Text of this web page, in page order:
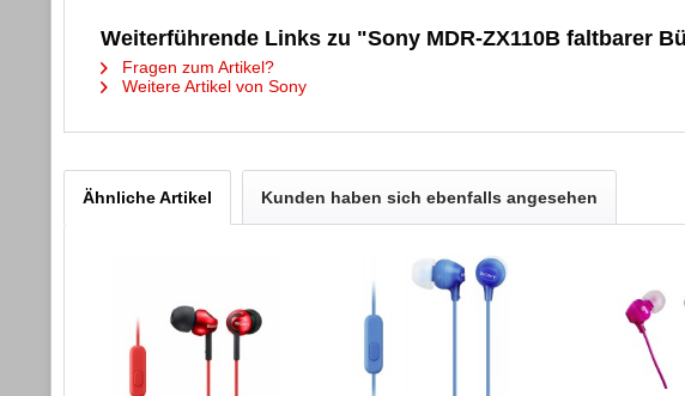
Weiterführende Links zu "Sony MDR-ZX110B faltbarer
Fragen zum Artikel?
Weitere Artikel von Sony
Ähnliche Artikel Kunden haben sich ebenfalls angesehen